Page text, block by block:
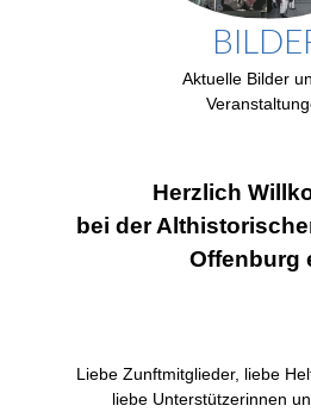
Aktuelle Bilder
Herzlich
bei der
Offenburg
Liebe Zunftmitglieder, liebe
liebe Unterstützerinnen